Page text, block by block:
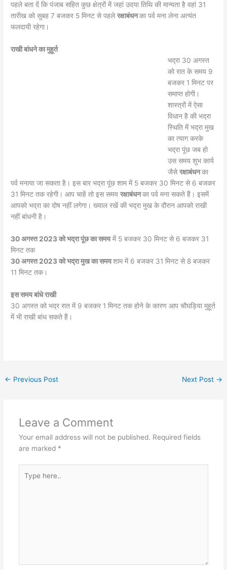
पहले बता दें कि पंजाब सहित कुछ क्षेत्रों में जहां उदया तिथि की मान्यता है वहां 31
तारीख को सुबह 7 बजकर 5 मिनट से पहलेरक्षाबंधनका पर्व मना लेना अत्यंत
फलदायी रहेगा।
राखी बांधने का मुहूर्त
भद्रा 30 अगस्त
को रात के समय 9
बजकर 1 मिनट पर
समाप्त होगी।
शास्त्रों में ऐसा
विधान है की भद्रा
स्थिति में भद्रा मुख
का त्याग करके
भद्रा पूंछ जब हो
उस समय शुभ कार्य
जैसेरक्षाबंधनका
पर्व मनाया जा सकता है। इस बार भद्रा पूंछ शाम में 5 बजकर 30 मिनट से 6 बजकर
31 मिनट तक रहेगी। आप चाहें तो इस समयरक्षाबंधनका पर्व मना सकते हैं। इसमें
आपको भद्रा का दोष नहीं लगेगा। ख्याल रखें की भद्रा मुख के दौरान आपको राखी
नहीं बांधनी है।
30 अगस्त 2023 को भद्रा पूंछ का समयमें 5 बजकर 30 मिनट से 6 बजकर 31
मिनट तक
30 अगस्त 2023 को भद्रा मुख का समयशाम में 6 बजकर 31 मिनट से 8 बजकर
11 मिनट तक।
इस समय बांधे राखी
30 अगस्त को भद्र रात में 9 बजकर 1 मिनट तक होने के कारण आप चौघड़िया मुहूर्त
में भी राखी बांध सकते हैं।
← Previous Post Next Post →
Leave a Comment
Your email address will not be published. Required fields
are marked *
here..